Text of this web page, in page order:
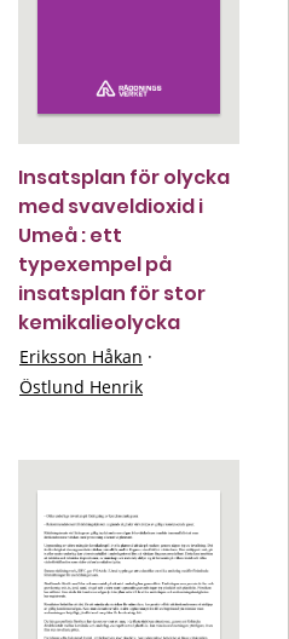
Insatsplan för olycka
med svaveldioxid i
Umeå : ett
typexempel på
insatsplan för stor
kemikalieolycka
Eriksson Håkan ·
Östlund Henrik